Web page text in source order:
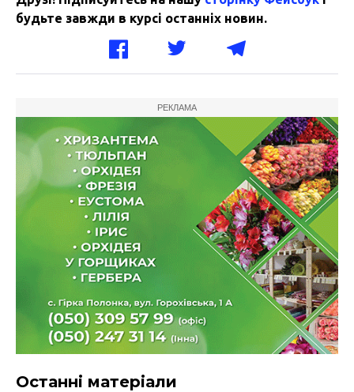
будьте завжди в курсі останніх новин.
РЕКЛАМА
Останні матеріали